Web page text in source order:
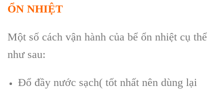
ỔN NHIỆT
Một số cách vận hành của bể ổn nhiệt cụ thể
như sau:
Đổ đầy nước sạch( tốt nhất nên dùng lại